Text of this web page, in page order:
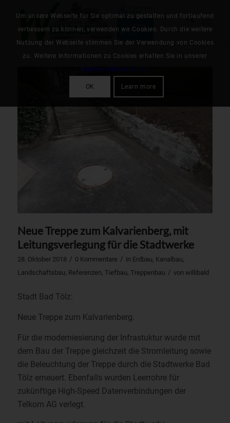
Neue Treppe zum Kalvarienberg, mit
Leitungsverlegung für die Stadtwerke
28. Oktober 2018 / 0 Kommentare / in Erdbau Kanalbau
Landschaftsbau Referenzen Tiefbau Treppenbau / von willibald
Stadt Bad Tölz:
Neue Treppe zum Kalvarienberg.
Für die moderniesierung der Infrastuktur wurde mit
dem Bau der Treppe gleichzeit die Stromleitung sowie
die Beleuchtung der Treppe durch die Stadtwerke Bad
Tölz erneuert. Ebenfalls wurden Leerrohre für
zukünftige High-Speed Datenverbindungen der
Telkom AG verlegt.
Um unsere Webseite für Sie optimal zu gestalten und fortlaufend
verbessern zu können, verwenden wir Cookies. Durch die weitere
Nutzung der Webseite stimmen Sie der Verwendung von Cookies
zu. Weitere Informationen zu Cookies erhalten Sie in unserer
Datenschutzerklärung
OK Learn more